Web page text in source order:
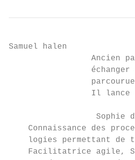
Samuel halen
Ancien
échanger
Il lance
Sophie
Connaissance des
logies permettant de
Facilitatrice agile,